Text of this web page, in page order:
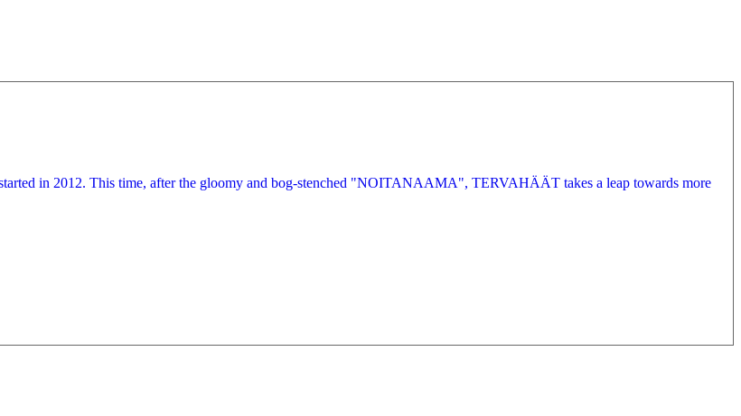
in 2012. This time, after the gloomy and bog-stenched "NOITANAAMA", TERVAHÄÄT takes a leap towards more